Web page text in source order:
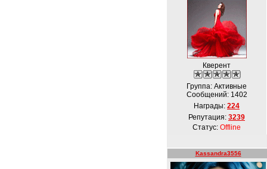
Кверент
Группа: Активные
Сообщений: 1402
Награды: 224
Репутация: 3239
Статус: Offline
Kassandra3556